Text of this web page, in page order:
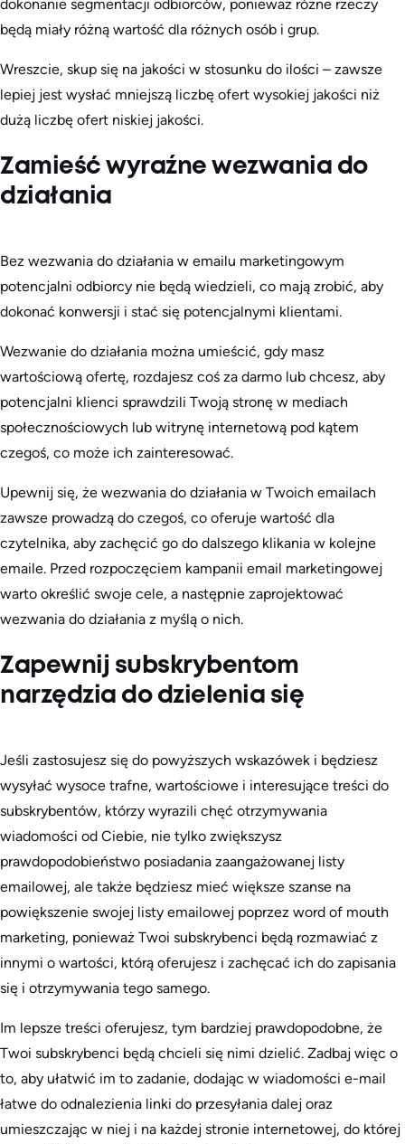
dokonanie segmentacji odbiorców, ponieważ różne rzeczy
będą miały różną wartość dla różnych osób i grup.
Wreszcie, skup się na jakości w stosunku do ilości – zawsze
lepiej jest wysłać mniejszą liczbę ofert wysokiej jakości niż
dużą liczbę ofert niskiej jakości.
Zamieść wyraźne wezwania do
działania
Bez wezwania do działania w emailu marketingowym
potencjalni odbiorcy nie będą wiedzieli, co mają zrobić, aby
dokonać konwersji i stać się potencjalnymi klientami.
Wezwanie do działania można umieścić, gdy masz
wartościową ofertę, rozdajesz coś za darmo lub chcesz, aby
potencjalni klienci sprawdzili Twoją stronę w mediach
społecznościowych lub witrynę internetową pod kątem
czegoś, co może ich zainteresować.
Upewnij się, że wezwania do działania w Twoich emailach
zawsze prowadzą do czegoś, co oferuje wartość dla
czytelnika, aby zachęcić go do dalszego klikania w kolejne
emaile. Przed rozpoczęciem kampanii email marketingowej
warto określić swoje cele, a następnie zaprojektować
wezwania do działania z myślą o nich.
Zapewnij subskrybentom
narzędzia do dzielenia się
Jeśli zastosujesz się do powyższych wskazówek i będziesz
wysyłać wysoce trafne, wartościowe i interesujące treści do
subskrybentów, którzy wyrazili chęć otrzymywania
wiadomości od Ciebie, nie tylko zwiększysz
prawdopodobieństwo posiadania zaangażowanej listy
emailowej, ale także będziesz mieć większe szanse na
powiększenie swojej listy emailowej poprzez word of mouth
marketing, ponieważ Twoi subskrybenci będą rozmawiać z
innymi o wartości, którą oferujesz i zachęcać ich do zapisania
się i otrzymywania tego samego.
Im lepsze treści oferujesz, tym bardziej prawdopodobne, że
Twoi subskrybenci będą chcieli się nimi dzielić. Zadbaj więc o
to, aby ułatwić im to zadanie, dodając w wiadomości e-mail
łatwe do odnalezienia linki do przesyłania dalej oraz
umieszczając w niej i na każdej stronie internetowej, do której